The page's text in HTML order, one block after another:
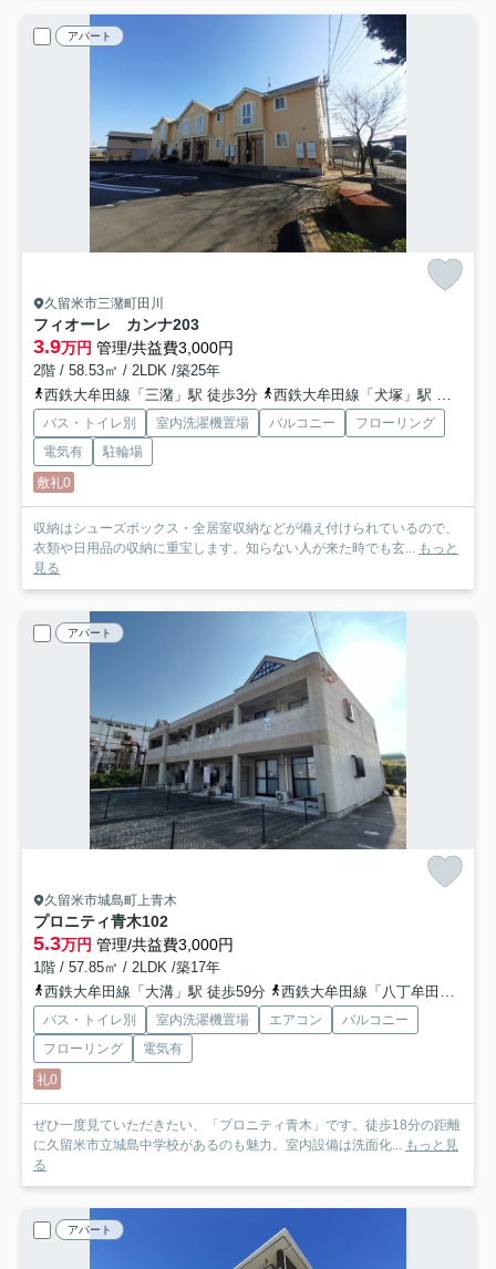
アパート
久留米市三潴町田川
フィオーレ カンナ203
3.9万円 管理/共益費3,000円
2階 / 58.53㎡ / 2LDK /築25年
西鉄大牟田線「三潴」駅 徒歩3分
西鉄大牟田線「犬塚」駅 徒歩22分
バス・トイレ別 室内洗濯機置場 バルコニー
フローリング
電気有
駐輪場
敷礼0
収納はシューズボックス・全居室収納などが備え付けられているので、
衣類や日用品の収納に重宝します。知らない人が来た時でも玄... もっと
見る
アパート
久留米市城島町上青木
プロニティ青木102
5.3万円 管理/共益費3,000円
1階 / 57.85㎡ / 2LDK /築17年
西鉄大牟田線「大溝」駅 徒歩59分
西鉄大牟田線「八丁牟田」駅 徒歩74分
バス・トイレ別 室内洗濯機置場 エアコン
バルコニー
フローリング
電気有
礼0
ぜひ一度見ていただきたい、「プロニティ青木」です。徒歩18分の距離
に久留米市立城島中学校があるのも魅力。室内設備は洗面化... もっと見
る
アパート